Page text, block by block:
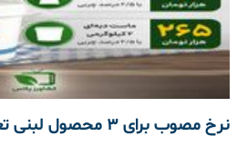
نرخ مصوب برای ۳ محصول لبنی تعیین شد